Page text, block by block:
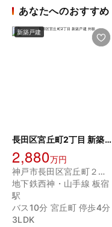
あなたへのおすすめ
新築戸建
長田区宮丘町2丁目 新築戸建
2,880万円
神戸市長田区宮丘町２丁目
地下鉄西神・山手線 板宿
駅
バス10分 宮丘町 停歩4分
3LDK